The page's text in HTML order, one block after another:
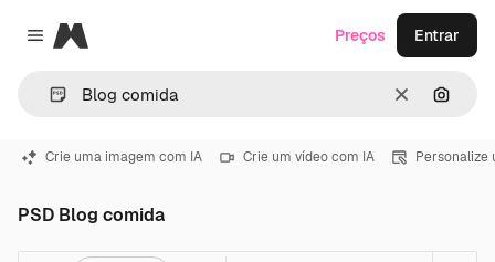
Close menu
Magnific
Limpar
Preços Entrar
Crie uma imagem com IA Crie um vídeo com IA Personalize
PSD Blog comida